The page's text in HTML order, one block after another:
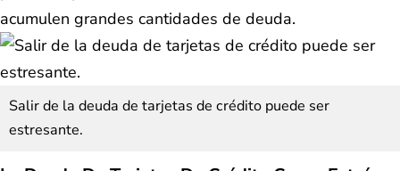
acumulen grandes cantidades de deuda.
Salir de la deuda de tarjetas de crédito puede ser
estresante.